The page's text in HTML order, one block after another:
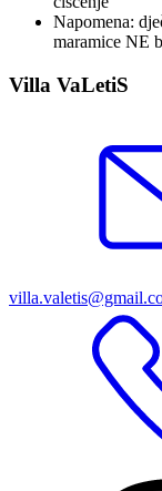
Napomena:
maramice NE
Villa VaLetiS